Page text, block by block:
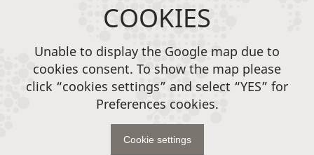
COOKIES
Unable to display the Google map due to
cookies consent. To show the map please
click “cookies settings” and select “YES” for
Preferences cookies.
Cookie settings